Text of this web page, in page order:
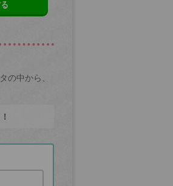
の中から、